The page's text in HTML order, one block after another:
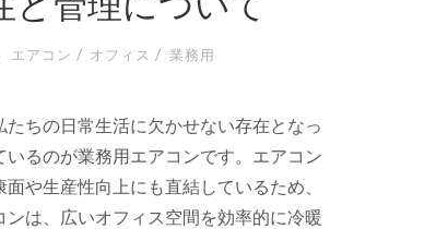
エアコン / オフィス / 業務用
ちの日常生活に欠かせない存在となっ
るのが業務用エアコンです。エアコン
や生産性向上にも直結しているため、
は、広いオフィス空間を効率的に冷暖